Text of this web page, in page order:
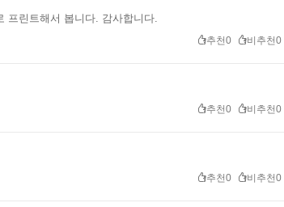
프린트해서 봅니다. 감사합니다.
추천0 비추천0
추천0 비추천0
추천0 비추천0